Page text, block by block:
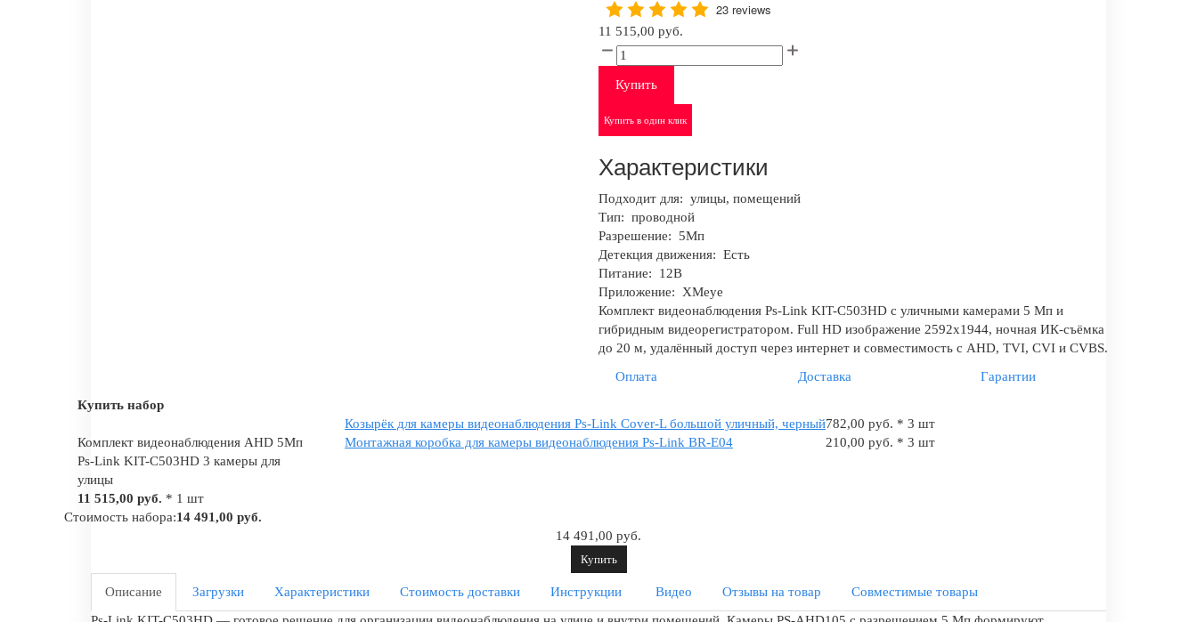
23 reviews
11 515,00 руб.
Купить
Купить в один клик
Характеристики
Подходит для: улицы, помещений
Тип: проводной
Разрешение:
5Мп
Детекция движения: Есть
Питание:
12В
Приложение:
XMeye
Комплект видеонаблюдения Ps-Link KIT-C503HD с уличными камерами 5 Мп и
гибридным видеорегистратором. Full HD изображение 2592x1944, ночная ИК-съёмка
до 20 м, удалённый доступ через интернет и совместимость с AHD, TVI, CVI и CVBS.
Оплата
Доставка
Гарантии
Купить набор
Комплект видеонаблюдения AHD 5Мп
Ps-Link KIT-C503HD 3 камеры для
улицы
11 515,00 руб. * 1 шт
Козырёк для камеры видеонаблюдения Ps-Link Cover-L большой уличный, черный782,00 руб. * 3 шт
Монтажная коробка для камеры видеонаблюдения Ps-Link BR-E04
210,00 руб. * 3 шт
Стоимость набора:14 491,00 руб.
14 491,00 руб.
Купить
Описание Загрузки Характеристики Стоимость доставки Инструкции Видео Отзывы на товар
Совместимые товары